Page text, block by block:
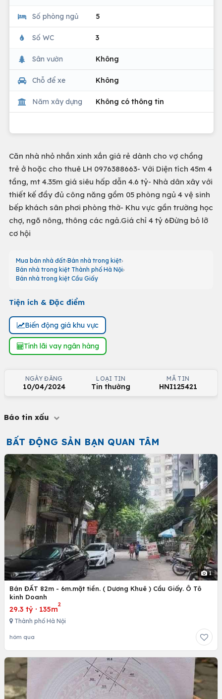
Số phòng ngủ 5
Số WC 3
Sân vườn Không
Chỗ để xe Không
Năm xây dựng Không có thông tin
Căn nhà nhỏ nhắn xinh xắn giá rẻ dành cho vợ chồng
trẻ ở hoặc cho thuê LH 0976388663- Với Diện tích 45m 4
tầng, mt 4.35m giá siêu hấp dẫn 4.6 tỷ- Nhà dân xây với
thiết kế đầy đủ công năng gồm 05 phòng ngủ 4 vệ sinh
bếp khách sân phơi phòng thờ- Khu vực gần trường học
chợ, ngõ nông, thông các ngả.Giá chỉ 4 tỷ 6Đừng bỏ lỡ
cơ hội
Mua bán nhà đất Bán nhà trong kiệt
Bán nhà trong kiệt Thành phố Hà Nội
Bán nhà trong kiệt Cầu Giấy
Tiện ích & Đặc điểm
Biến động giá khu vực
Tính lãi vay ngân hàng
NGÀY ĐĂNG
10/04/2024
LOẠI TIN
Tin thường
MÃ TIN
HNI125421
Báo tin xấu
BẤT ĐỘNG SẢN BẠN QUAN TÂM
1
Bán ĐẤT 82m - 6m.mặt tiền. ( Dương Khuê ) Cầu Giấy. Ô Tô
kinh Doanh
29.3 tỷ · 135m
2
Thành phố Hà Nội
hôm qua